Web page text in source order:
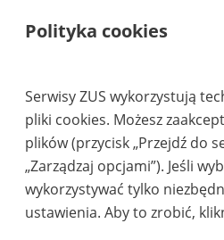
Wymogi dostępności
respektowanie
zapewnienie
rodzajami
dostępność
dokumenty
Polityka cookies
Serwisy ZUS wykorzystują
pliki cookies. Możesz
plików (przycisk „Przejdź do
„Zarządzaj opcjami”). Jeśli
wykorzystywać tylko
ustawienia. Aby to zrobić,